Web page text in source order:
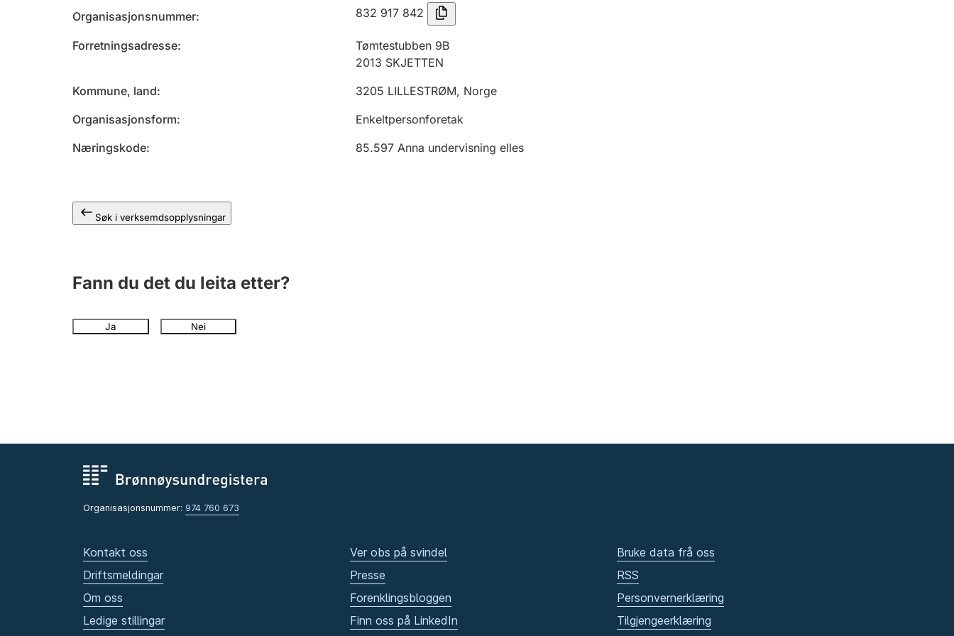
Organisasjonsnummer 832 917 842
Forretningsadresse
Tømtestubben 9B
2013 SKJETTEN
Kommune, land
3205 LILLESTRØM, Norge
Organisasjonsform
Enkeltpersonforetak
Næringskode
85.597 Anna undervisning elles
Søk i verksemdsopplysningar
Fann du det du leita etter?
Ja Nei
Organisasjonsnummer: 974 760 673
Kontakt oss
Driftsmeldingar
Om oss
Ledige stillingar
Ver obs på svindel
Presse
Forenklingsbloggen
Finn oss på LinkedIn
Bruke data frå oss
RSS
Personvernerklæring
Tilgjengeerklæring